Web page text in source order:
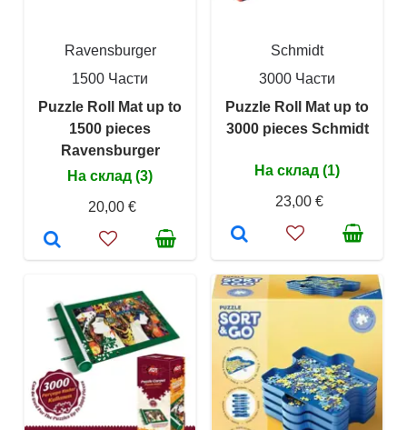
Ravensburger
1500 Части
Puzzle Roll Mat up to
1500 pieces
Ravensburger
На склад (3)
20,00 €
Schmidt
3000 Части
Puzzle Roll Mat up to
3000 pieces Schmidt
На склад (1)
23,00 €